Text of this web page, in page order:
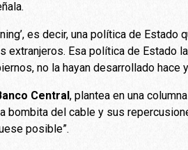
es decir, una política de Estado
Esa política de Estado
no la hayan desarrollado hace
Central, plantea en una
bombita del cable y sus
posible”.